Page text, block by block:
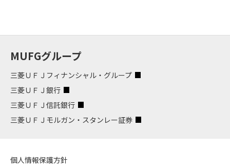
MUFGグループ
三菱ＵＦＪフィナンシャル・グループ
三菱ＵＦＪ銀行
三菱ＵＦＪ信託銀行
三菱ＵＦＪモルガン・スタンレー証券
個人情報保護方針